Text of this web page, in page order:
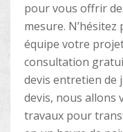
pour vous offrir
mesure.
équipe votre
consultation
devis entretien de
devis, nous allons
travaux pour